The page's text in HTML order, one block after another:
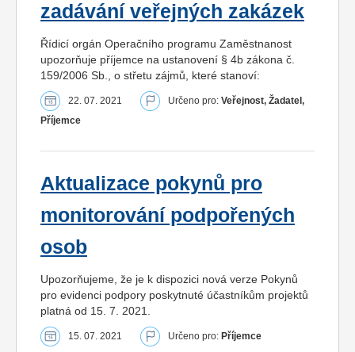
zadávání veřejných zakázek
Řídicí orgán Operačního programu Zaměstnanost
upozorňuje příjemce na ustanovení § 4b zákona č.
159/2006 Sb., o střetu zájmů, které stanoví:
22. 07. 2021 Určeno pro: Veřejnost, Žadatel,
Příjemce
Aktualizace pokynů pro
monitorování podpořených
osob
Upozorňujeme, že je k dispozici nová verze Pokynů
pro evidenci podpory poskytnuté účastníkům projektů
platná od 15. 7. 2021.
15. 07. 2021 Určeno pro: Příjemce